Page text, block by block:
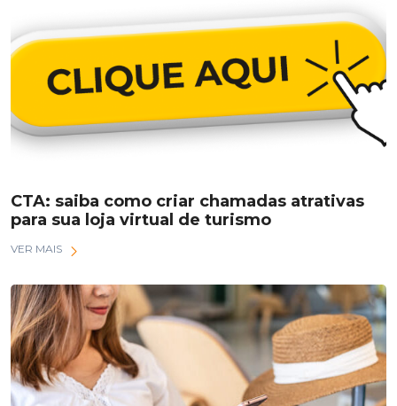
CTA: saiba como criar chamadas atrativas
para sua loja virtual de turismo
VER MAIS